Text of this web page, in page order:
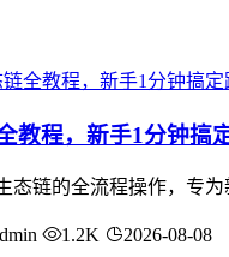
教程，新手1分钟搞
态链的全流程操作，专
1.2K 2026-08-08